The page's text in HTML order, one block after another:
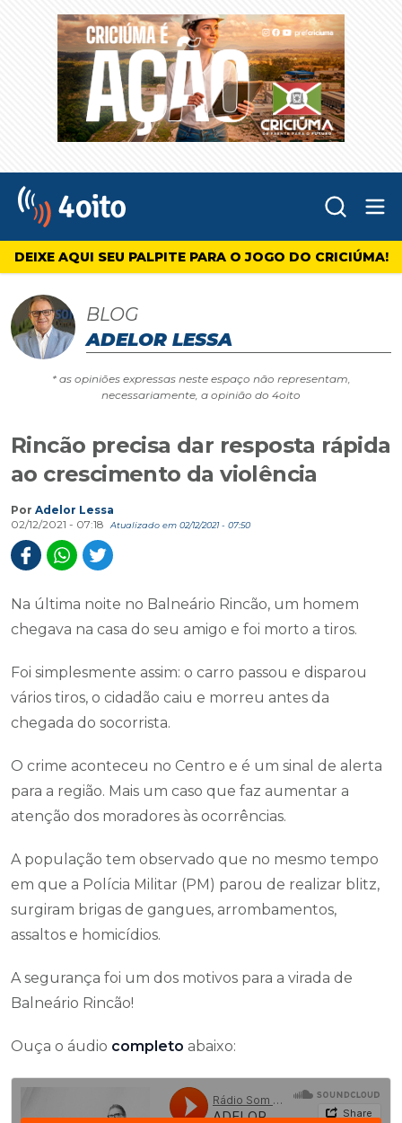
4oito
DEIXE AQUI SEU PALPITE PARA O JOGO DO CRICIÚMA!
BLOG
ADELOR LESSA
* as opiniões expressas neste espaço não representam,
necessariamente, a opinião do 4oito
Rincão precisa dar resposta rápida
ao crescimento da violência
Por Adelor Lessa
02/12/2021 - 07:18
Atualizado em 02/12/2021 - 07:50
Na última noite no Balneário Rincão, um homem
chegava na casa do seu amigo e foi morto a tiros.
Foi simplesmente assim: o carro passou e disparou
vários tiros, o cidadão caiu e morreu antes da
chegada do socorrista.
O crime aconteceu no Centro e é um sinal de alerta
para a região. Mais um caso que faz aumentar a
atenção dos moradores às ocorrências.
A população tem observado que no mesmo tempo
em que a Polícia Militar (PM) parou de realizar blitz,
surgiram brigas de gangues, arrombamentos,
assaltos e homicídios.
A segurança foi um dos motivos para a virada de
Balneário Rincão!
Ouça o áudio completo abaixo: